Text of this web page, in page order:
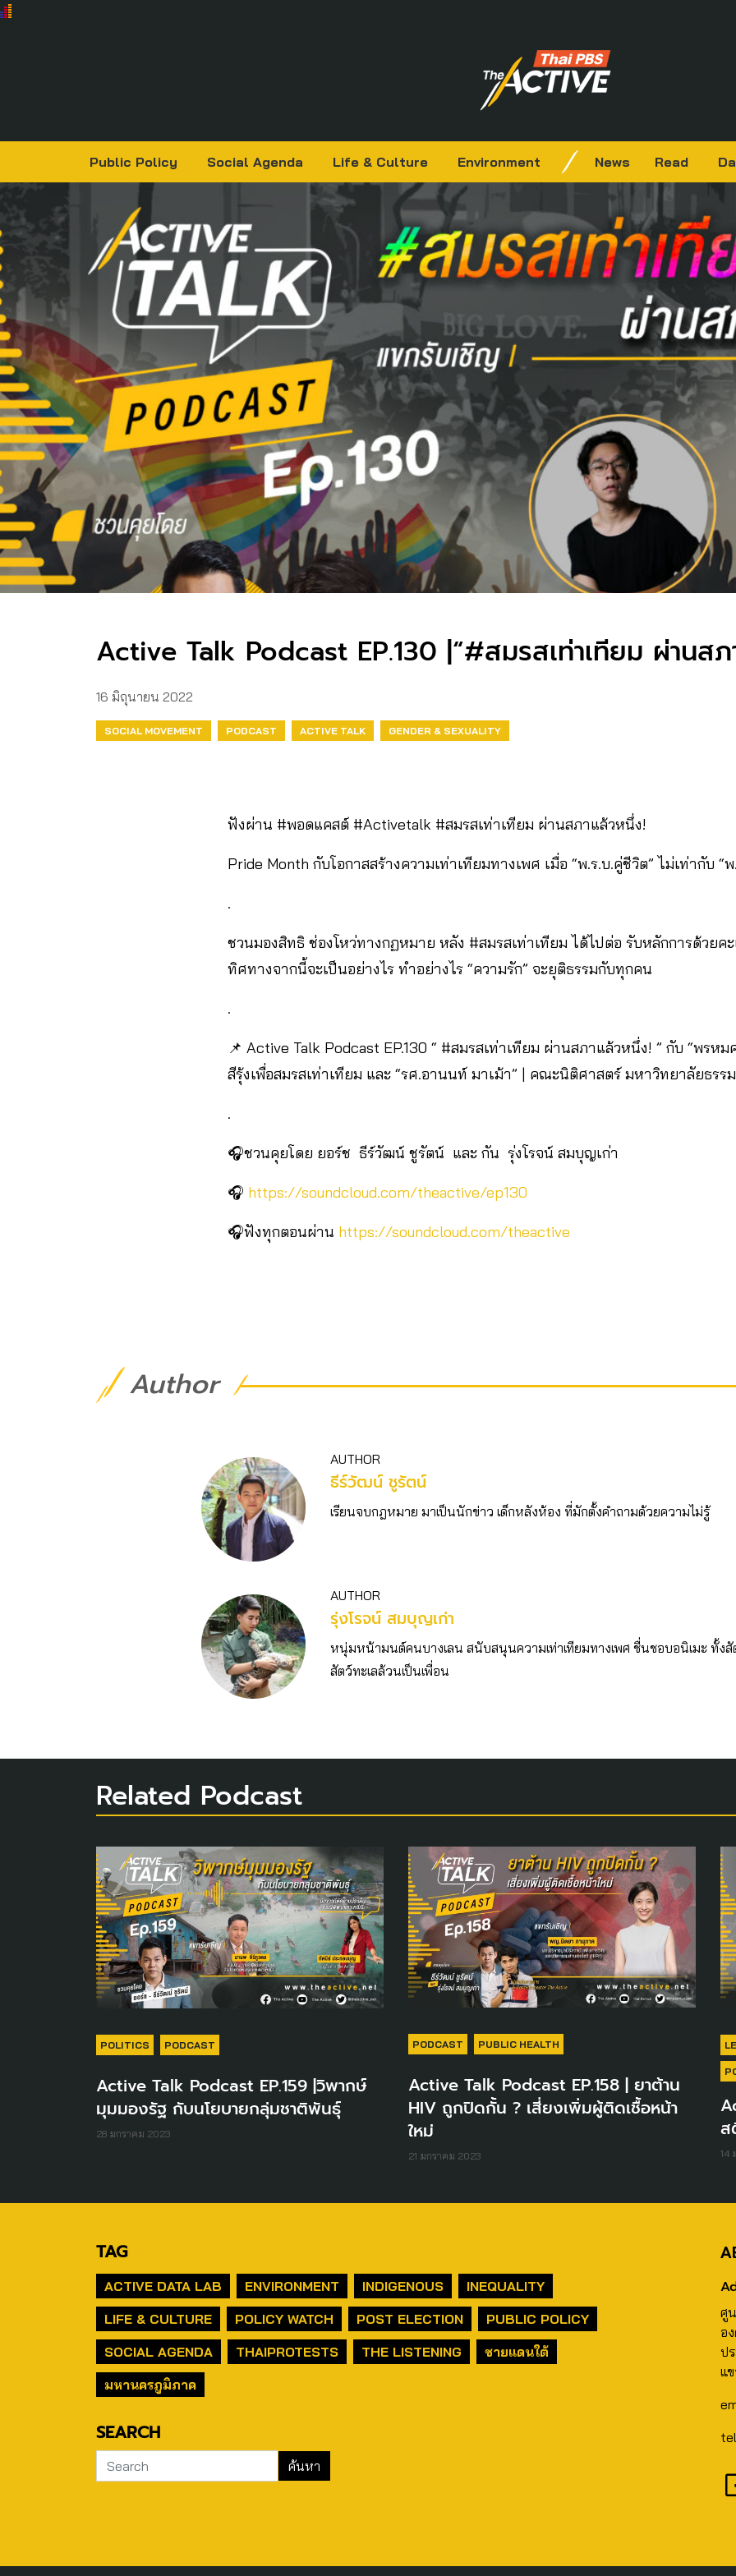
Public Policy Social Agenda Life & Culture Environment News Read
Active Talk Podcast EP.130 |“#สมรสเท่าเทียม ผ่านส
16 มิถุนายน 2022
SOCIAL MOVEMENT PODCAST ACTIVE TALK GENDER & SEXUALITY
ฟังผ่าน #พอดแคสต์ #Activetalk #สมรสเท่าเทียม ผ่านสภาแล้วหนึ่ง!
Pride Month กับโอกาสสร้างความเท่าเทียมทางเพศ เมื่อ “พ.ร.บ.คู่ชีวิต” ไม่เท่ากับ “
.
ชวนมองสิทธิ ช่องโหว่ทางกฏหมาย หลัง #สมรสเท่าเทียม ได้ไปต่อ รับหลักการด้วยค
ทิศทางจากนี้จะเป็นอย่างไร ทำอย่างไร “ความรัก” จะยุติธรรมกับทุกคน
.
📌 Active Talk Podcast EP.130 “ #สมรสเท่าเทียม ผ่านสภาแล้วหนึ่ง! ” กับ “พรหม
สีรุ้งเพื่อสมรสเท่าเทียม และ “รศ.อานนท์ มาเม้า” | คณะนิติศาสตร์ มหาวิทยาลัยธรร
.
🎧ชวนคุยโดย ยอร์ช ธีร์วัฒน์ ชูรัตน์ และ กัน รุ่งโรจน์ สมบุญเก่า
🎧 https://soundcloud.com/theactive/ep130
🎧ฟังทุกตอนผ่าน https://soundcloud.com/theactive
Author
AUTHOR
ธีร์วัฒน์ ชูรัตน์
เรียนจบกฎหมาย มาเป็นนักข่าว เด็กหลังห้อง ที่มักตั้งคำถามด้วยความไม่รู้
AUTHOR
รุ่งโรจน์ สมบุญเก่า
หนุ่มหน้ามนต์คนบางเลน สนับสนุนความเท่าเทียมทางเพศ ชื่นชอบอนิเมะ ทั้งสั
สัตว์ทะเลล้วนเป็นเพื่อน
Related Podcast
POLITICS PODCAST
Active Talk Podcast EP.159 |วิพากษ์
มุมมองรัฐ กับนโยบายกลุ่มชาติพันธุ์
28 มกราคม 2023
PODCAST PUBLIC HEALTH
Active Talk Podcast EP.158 | ยาต้าน
HIV ถูกปิดกั้น ? เสี่ยงเพิ่มผู้ติดเชื้อหน้า
ใหม่
21 มกราคม 2023
ส
14
TAG
ACTIVE DATA LAB ENVIRONMENT INDIGENOUS
INEQUALITY
LIFE & CULTURE
POLICY WATCH POST ELECTION
PUBLIC POLICY
SOCIAL AGENDA
THAIPROTESTS THE LISTENING
ชายแดนใต้
มหานครภูมิภาค
SEARCH
ศู
อ
ป
แ